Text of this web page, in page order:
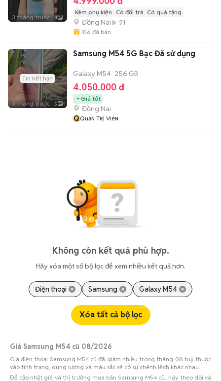
3 tháng trước 4
Kèm phụ kiện Có đổi trả Có quà tặng
Đồng Nai 21
106 đã bán
Tin hết hạn
3 tháng trước 5
Samsung M54 5G Bạc Đã sử dụng
Galaxy M54 256 GB
4.050.000 đ
Giá tốt
Đồng Nai
QQuảɴ Тʀị Vιêɴ
Không còn kết quả phù hợp.
Hãy xóa một số bộ lọc để xem nhiều kết quả hơn.
Điện thoại Samsung Galaxy M54
Xóa tất cả bộ lọc
Giá Samsung M54 cũ 08/2026
Giá điện thoại Samsung M54 cũ đã giảm nhiều trong tháng 08 tuỳ thuộc
vào tình trạng, dung lượng và màu sắc sẽ có sự chênh lệch khác nhau.
Để cập nhật giá và thị trường mua bán Samsung M54 cũ, hãy theo dõi và